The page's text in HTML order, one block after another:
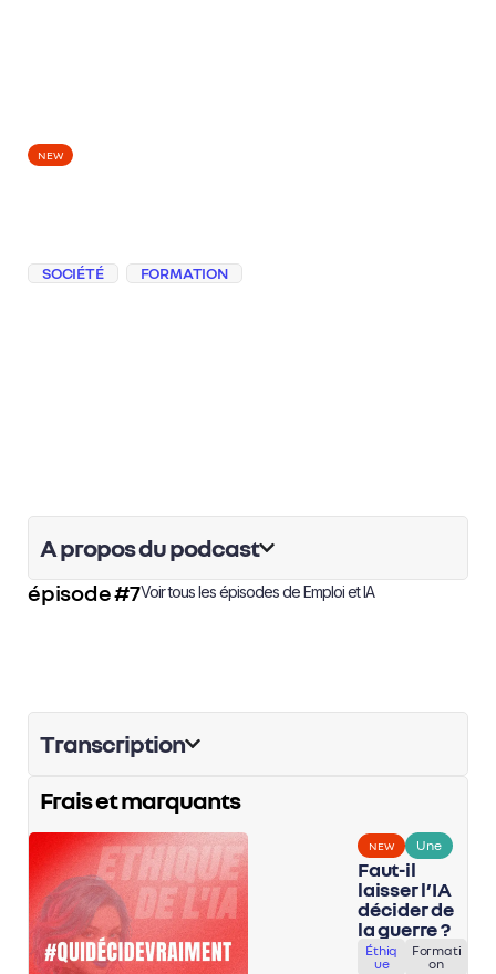
NEW
SOCIÉTÉ FORMATION
A propos du podcast
épisode #7Voir tous les épisodes deEmploi et IA
Transcription
Frais et marquants
NEW Une
Faut-il
laisser l’IA
décider de
la guerre ?
Éthiq
ue
Formati
on